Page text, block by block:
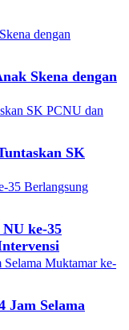
Skena dengan
SK
ke-35
Jam Selama